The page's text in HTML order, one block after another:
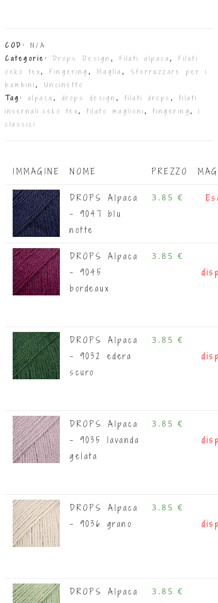
COD: N/A
Categorie: Drops Design , Filati alpaca , Filati
oeko tex , Fingering , Maglia , Sferruzzare per i
bambini , Uncinetto
Tag: alpaca , drops design , filati drops , filati
invernali.oeko tex , filato maglioni , fingering , i
classici
IMMAGINE NOME PREZZO
DROPS Alpaca
- 9047 blu
notte
3.85 €
DROPS Alpaca
- 9045
bordeaux
3.85 €
DROPS Alpaca
- 9032 edera
scuro
3.85 €
DROPS Alpaca
- 9035 lavanda
gelata
3.85 €
DROPS Alpaca
- 9036 grano
3.85 €
DROPS Alpaca
3.85 €